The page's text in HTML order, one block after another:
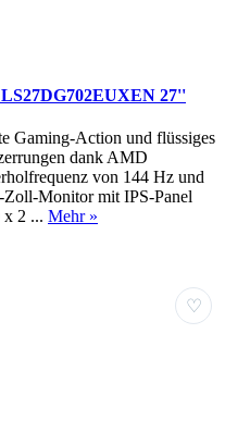
LS27DG702EUXEN 27''
Gaming-Action und flüssiges
dank AMD
von 144 Hz und
Zoll-Monitor mit IPS-Panel
x 2 ... Mehr »
♡